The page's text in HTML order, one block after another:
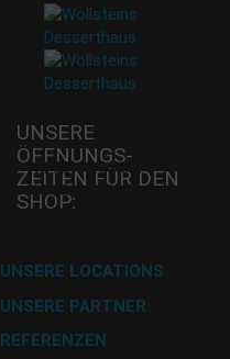
UNSERE
ÖFFNUNGS­
ZEITEN FÜR DEN
SHOP:
Mi - 11:00-17:00 Uhr
Do -11:00-17:00 Uhr
Fr - 11:00-17:00 Uhr
UNSERE LOCATIONS
UNSERE PARTNER
REFERENZEN